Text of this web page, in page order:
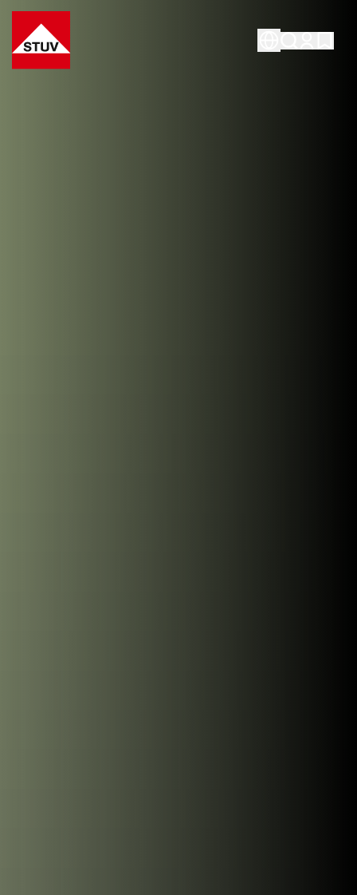
Go To the Homepage